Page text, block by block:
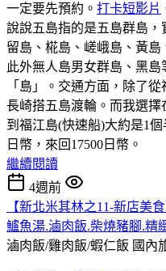
一定要先預約。 打卡短影片
說說五島指的是五島群島
留島、椛島、嵯峨島、黃島
此外無人島男女群島、黑
「島」。交通方面，除了
長崎搭五島渡輪。而我選
到福江島(快速船)大約是1
日幣，來回17500日幣。
繼續閱讀
4週前
【新北米其林之11-新店美
鱸魚湯.滷肉飯.柴燒豬腳.精
滷肉飯/雞肉飯/蝦仁飯 國內